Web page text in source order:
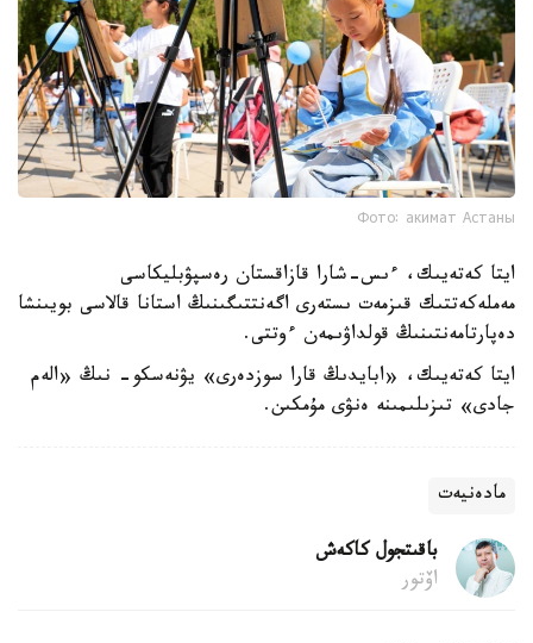
Фото: акимат Астаны
ايتا كەتەيىك، ءىس-شارا قازاقستان رەسپۋبليكاسى
مەملەكەتتىك قىزمەت ىستەرى اگەنتتىگىنىڭ استانا قالاسى بويىنشا
دەپارتامەنتىنىڭ قولداۋىمەن ءوتتى.
ايتا كەتەيىك، «ابايدىڭ قارا سوزدەرى» يۋنەسكو- نىڭ «الەم
جادى» تىزىلىمىنە ەنۋى مۇمكىن.
مادەنيەت
باقىتجول كاكەش
اۆتور